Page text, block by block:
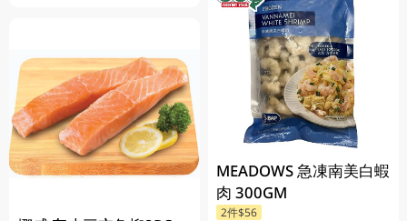
MEADOWS 急凍南美白蝦
肉 300GM
2件$56